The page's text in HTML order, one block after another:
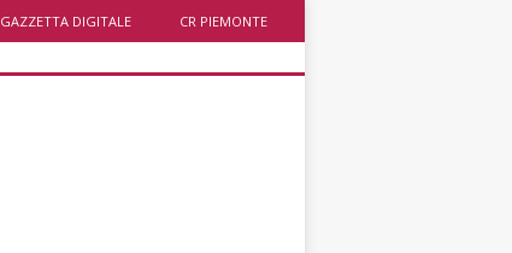
GAZZETTA DIGITALE CR PIEMONTE